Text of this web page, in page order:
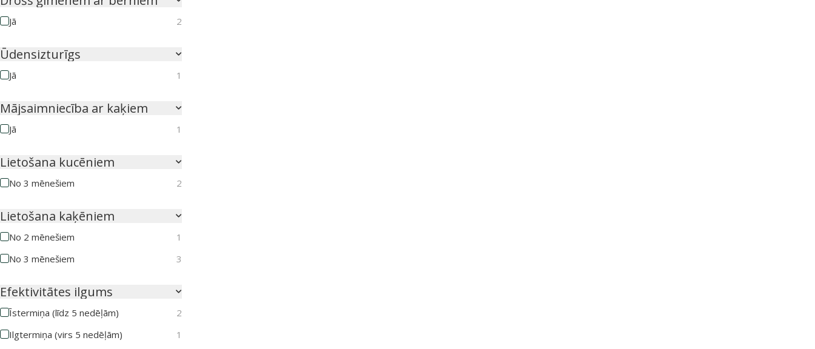
Jā 2
Ūdensizturīgs
Jā 1
Mājsaimniecība ar kaķiem
Jā 1
Lietošana kucēniem
No 3 mēnešiem 2
Lietošana kaķēniem
No 2 mēnešiem
1
No 3 mēnešiem
3
Efektivitātes ilgums
Īstermiņa (līdz 5 nedēļām)
2
Ilgtermiņa (virs 5 nedēļām)
1